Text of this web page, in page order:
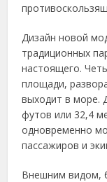
Дизайн новой
традиционных
настоящего.
площади,
выходит в море.
футов или 32,4
одновременно
пассажиров и
Внешним видом,